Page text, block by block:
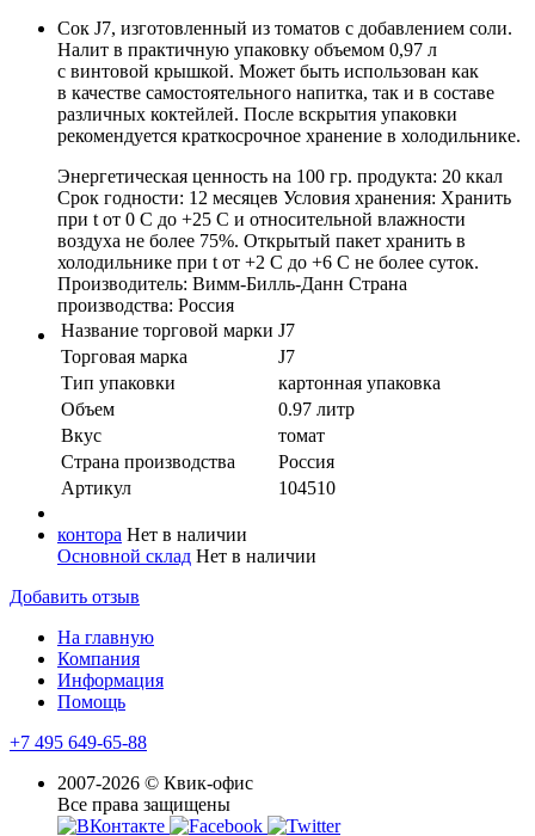
Сок J7, изготовленный из томатов с добавлением соли.
Налит в практичную упаковку объемом 0,97 л
с винтовой крышкой. Может быть использован как
в качестве самостоятельного напитка, так и в составе
различных коктейлей. После вскрытия упаковки
рекомендуется краткосрочное хранение в холодильнике.
Энергетическая ценность на 100 гр. продукта: 20 ккал
Срок годности: 12 месяцев Условия хранения: Хранить
при t от 0 С до +25 С и относительной влажности
воздуха не более 75%. Открытый пакет хранить в
холодильнике при t от +2 C до +6 C не более суток.
Производитель: Вимм-Билль-Данн Страна
производства: Россия
Название торговой марки J7
Торговая марка
J7
Тип упаковки
картонная упаковка
Объем
0.97 литр
Вкус
томат
Страна производства
Россия
Артикул
104510
контора Нет в наличии
Основной склад Нет в наличии
Добавить отзыв
На главную
Компания
Информация
Помощь
+7 495 649-65-88
2007-2026 © Квик-офис
Все права защищены